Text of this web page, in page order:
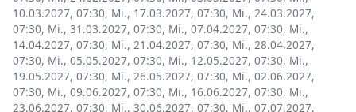
10.03.2027, 07:30, Mi., 17.03.2027, 07:30, Mi., 24.03.2027,
07:30, Mi., 31.03.2027, 07:30, Mi., 07.04.2027, 07:30, Mi.,
14.04.2027, 07:30, Mi., 21.04.2027, 07:30, Mi., 28.04.2027,
07:30, Mi., 05.05.2027, 07:30, Mi., 12.05.2027, 07:30, Mi.,
19.05.2027, 07:30, Mi., 26.05.2027, 07:30, Mi., 02.06.2027,
07:30, Mi., 09.06.2027, 07:30, Mi., 16.06.2027, 07:30, Mi.,
23.06.2027, 07:30, Mi., 30.06.2027, 07:30, Mi., 07.07.2027,